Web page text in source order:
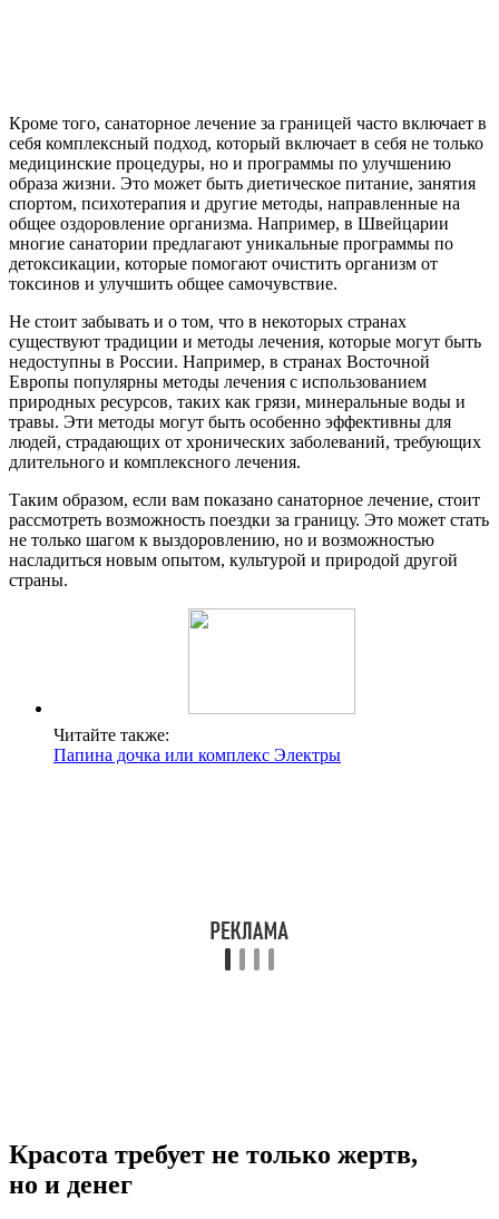
Кроме того, санаторное лечение за границей часто включает в
себя комплексный подход, который включает в себя не только
медицинские процедуры, но и программы по улучшению
образа жизни. Это может быть диетическое питание, занятия
спортом, психотерапия и другие методы, направленные на
общее оздоровление организма. Например, в Швейцарии
многие санатории предлагают уникальные программы по
детоксикации, которые помогают очистить организм от
токсинов и улучшить общее самочувствие.
Не стоит забывать и о том, что в некоторых странах
существуют традиции и методы лечения, которые могут быть
недоступны в России. Например, в странах Восточной
Европы популярны методы лечения с использованием
природных ресурсов, таких как грязи, минеральные воды и
травы. Эти методы могут быть особенно эффективны для
людей, страдающих от хронических заболеваний, требующих
длительного и комплексного лечения.
Таким образом, если вам показано санаторное лечение, стоит
рассмотреть возможность поездки за границу. Это может стать
не только шагом к выздоровлению, но и возможностью
насладиться новым опытом, культурой и природой другой
страны.
Читайте также:
Папина дочка или комплекс Электры
Красота требует не только жертв,
но и денег